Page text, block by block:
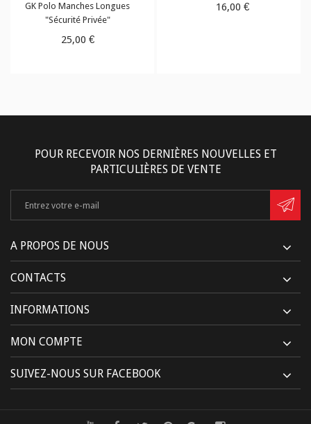
GK Polo Manches Longues
"Sécurité Privée"
25,00 €
16,00 €
POUR RECEVOIR NOS DERNIÈRES NOUVELLES ET
PARTICULIÈRES DE VENTE
A PROPOS DE NOUS
CONTACTS
INFORMATIONS
MON COMPTE
SUIVEZ-NOUS SUR FACEBOOK